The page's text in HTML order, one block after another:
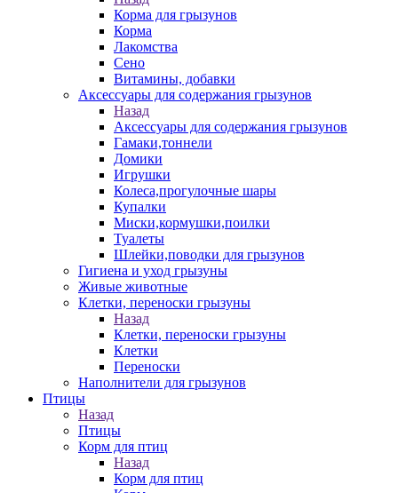
Корма для грызунов
Корма
Лакомства
Сено
Витамины, добавки
Аксессуары для содержания грызунов
Назад
Аксессуары для содержания грызунов
Гамаки,тоннели
Домики
Игрушки
Колеса,прогулочные шары
Купалки
Миски,кормушки,поилки
Туалеты
Шлейки,поводки для грызунов
Гигиена и уход грызуны
Живые животные
Клетки, переноски грызуны
Назад
Клетки, переноски грызуны
Клетки
Переноски
Наполнители для грызунов
Птицы
Назад
Птицы
Корм для птиц
Назад
Корм для птиц